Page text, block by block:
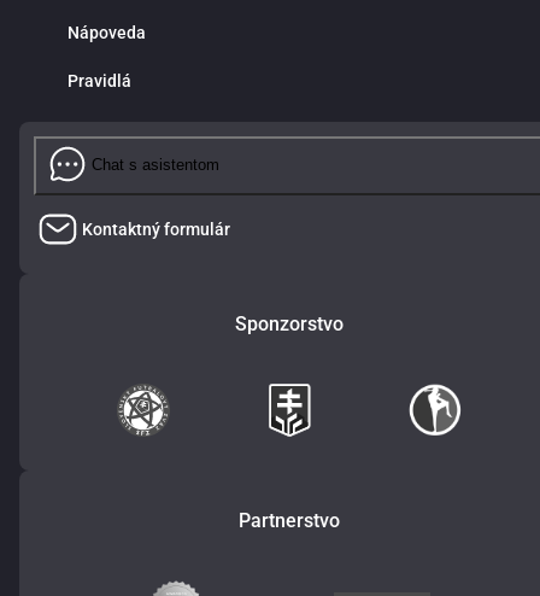
Nápoveda
Pravidlá
Chat s asistentom
Kontaktný formulár
Sponzorstvo
Partnerstvo